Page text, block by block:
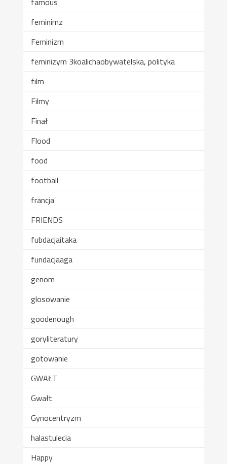
feminimz
Feminizm
feminizym 3koalichaobywatelska, polityka
film
Filmy
Finał
Flood
food
football
francja
FRIENDS
fubdacjaitaka
fundacjaaga
genom
glosowanie
goodenough
goryliteratury
gotowanie
GWAŁT
Gwałt
Gynocentryzm
halastulecia
Happy